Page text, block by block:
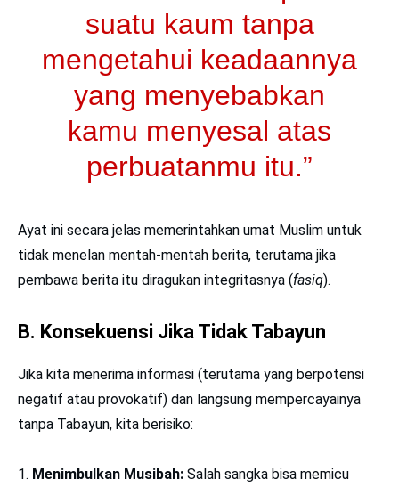
suatu kaum tanpa
mengetahui keadaannya
yang menyebabkan
kamu menyesal atas
perbuatanmu itu.”
Ayat ini secara jelas memerintahkan umat Muslim untuk
tidak menelan mentah-mentah berita, terutama jika
pembawa berita itu diragukan integritasnya (fasiq).
B. Konsekuensi Jika Tidak Tabayun
Jika kita menerima informasi (terutama yang berpotensi
negatif atau provokatif) dan langsung mempercayainya
tanpa Tabayun, kita berisiko:
Menimbulkan Musibah: Salah sangka bisa memicu